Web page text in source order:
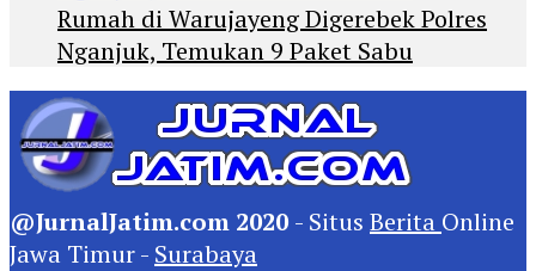
Rumah di Warujayeng Digerebek Polres
Nganjuk, Temukan 9 Paket Sabu
@JurnalJatim.com 2020 - Situs Berita Online
Jawa Timur - Surabaya